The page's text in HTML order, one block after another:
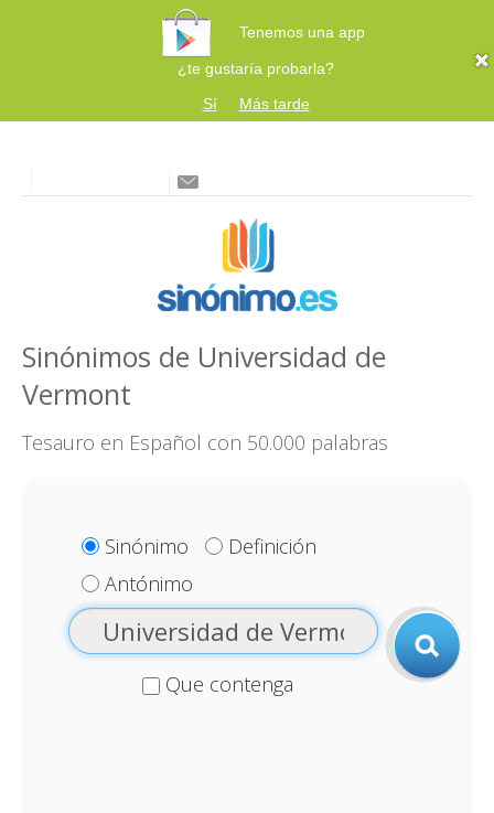
Tenemos una app
¿te gustaría probarla?
Sí
Más tarde
Sinónimos de Universidad de
Vermont
Tesauro en Español con 50.000 palabras
Sinónimo
Definición
Antónimo
Que contenga